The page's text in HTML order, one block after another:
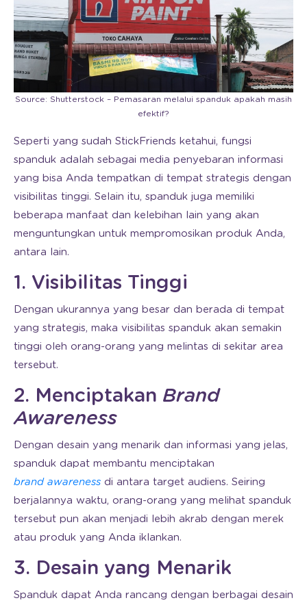
Source: Shutterstock – Pemasaran melalui spanduk apakah masih
efektif?
Seperti yang sudah StickFriends ketahui, fungsi
spanduk adalah sebagai media penyebaran informasi
yang bisa Anda tempatkan di tempat strategis dengan
visibilitas tinggi. Selain itu, spanduk juga memiliki
beberapa manfaat dan kelebihan lain yang akan
menguntungkan untuk mempromosikan produk Anda,
antara lain.
1. Visibilitas Tinggi
Dengan ukurannya yang besar dan berada di tempat
yang strategis, maka visibilitas spanduk akan semakin
tinggi oleh orang-orang yang melintas di sekitar area
tersebut.
2. Menciptakan Brand
Awareness
Dengan desain yang menarik dan informasi yang jelas,
spanduk dapat membantu menciptakan
brand awareness di antara target audiens. Seiring
berjalannya waktu, orang-orang yang melihat spanduk
tersebut pun akan menjadi lebih akrab dengan merek
atau produk yang Anda iklankan.
3. Desain yang Menarik
Spanduk dapat Anda rancang dengan berbagai desain